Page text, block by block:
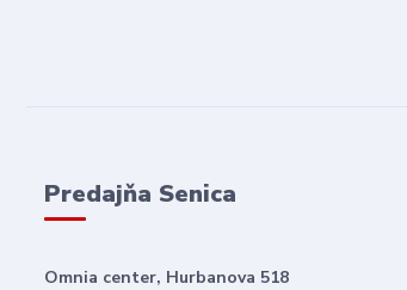
Predajňa Senica
Omnia center, Hurbanova 518